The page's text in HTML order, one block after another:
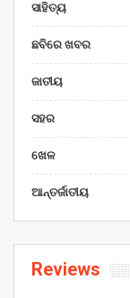
ସାହିତ୍ୟ
ଛବିରେ ଖବର
ଜାତୀୟ
ସହର
ଖେଳ
ଆନ୍ତର୍ଜାତୀୟ
Reviews